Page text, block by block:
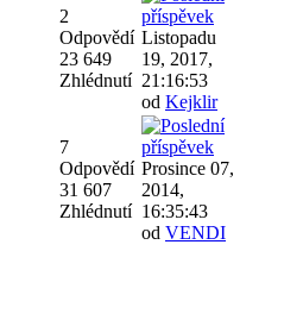
2
Odpovědí
23 649
Zhlédnutí
Listopadu
19, 2017,
21:16:53
od Kejklir
7
Odpovědí
31 607
Zhlédnutí
Prosince 07,
2014,
16:35:43
od VENDI